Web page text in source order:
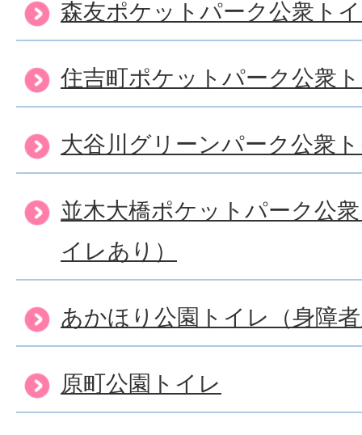
森友ポケットパーク公衆ト
住吉町ポケットパーク公衆
大谷川グリーンパーク公衆
並木大橋ポケットパーク公
イレあり）
あかほり公園トイレ（身障
原町公園トイレ